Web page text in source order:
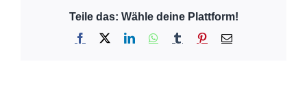
Teile das: Wähle deine Plattform!
Facebook LinkedInWhatsApp
Tumblr Pinterest
E-